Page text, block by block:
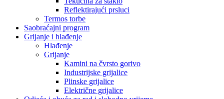
Reflektirajući prsluci
Termos torbe
Saobraćajni program
Grijanje i hlađenje
Hlađenje
Grijanje
Kamini na čvrsto gorivo
Industrijske grijalice
Plinske grijalice
Električne grijalice